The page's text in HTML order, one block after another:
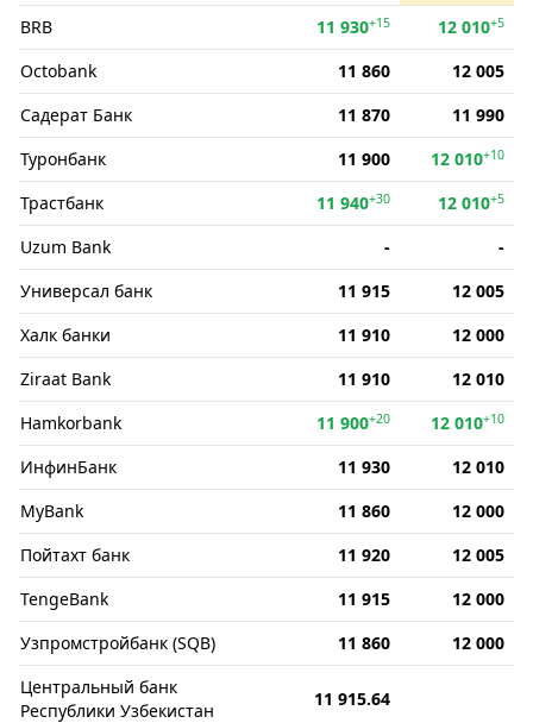
BRB
11 930+15 12 010+5
Octobank 11 860
12 005
Садерат Банк
11 870
11 990
Туронбанк
11 900 12 010+10
Трастбанк 11 940+30 12 010+5
Uzum Bank -
-
Универсал банк
11 915
12 005
Халк банки
11 910
12 000
Ziraat Bank
11 910
12 010
Hamkorbank
11 900+20 12 010+10
ИнфинБанк 11 930
12 010
MyBank
11 860
12 000
Пойтахт банк
11 920
12 005
TengeBank
11 915
12 000
Узпромстройбанк (SQB)
11 860
12 000
Центральный банк
Республики Узбекистан
11 915.64